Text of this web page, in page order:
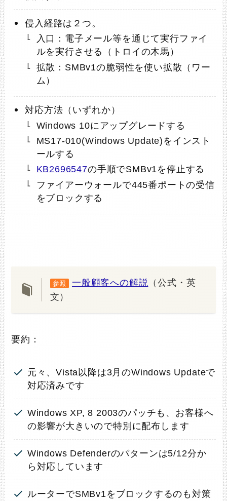
侵入経路は２つ。
入口：電子メール等を通じて実行ファイ
ルを実行させる（トロイの木馬）
拡散：SMBv1の脆弱性を使い拡散（ワー
ム）
対応方法（いずれか）
Windows 10にアップグレードする
MS17-010(Windows Update)をインスト
ールする
KB2696547の手順でSMBv1を停止する
ファイアーウォールで445番ポートの受信
をブロックする
参照 一般顧客への解説 （公式・英
文）
要約：
元々、Vista以降は3月のWindows Updateで
対応済みです
Windows XP, 8 2003のパッチも、お客様へ
の影響が大きいので特別に配布します
Windows Defenderのパターンは5/12分か
ら対応しています
ルーターでSMBv1をブロックするのも対策